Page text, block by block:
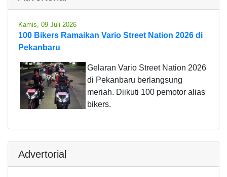
Kamis, 09 Juli 2026
100 Bikers Ramaikan Vario Street Nation 2026 di
Pekanbaru
Gelaran Vario Street Nation 2026
di Pekanbaru berlangsung
meriah. Diikuti 100 pemotor alias
bikers.
Advertorial